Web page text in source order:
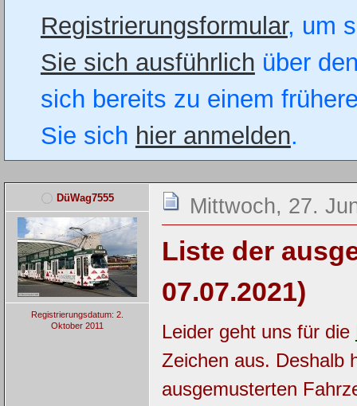
Registrierungsformular, um
Sie sich ausführlich über
sich bereits zu einem
Sie sich hier anmelden.
DüWag7555
Registrierungsdatum: 2.
Oktober 2011
Mittwoch, 27.
Liste der
07.07.2021)
Leider geht uns für die
Zeichen aus. Deshalb
ausgemusterten